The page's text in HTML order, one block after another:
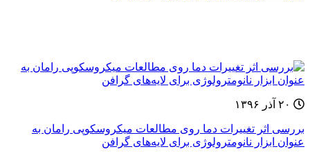
بررسی اثر تغییرات دما روی مطالعات میکروسکوپی رامان به
عنوان ابزار نانومترولوژی برای لایه‌های گرافن